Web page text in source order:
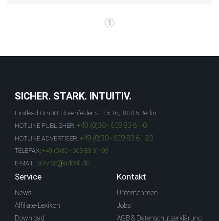
1
SICHER. STARK. INTUITIV.
Firstlead GmbH, Rosenfelder St. 15-16, 10315 Berlin
HOTLINE PUBLISHER: +49 (0)30 - 609 83 61-0
HOTLINE ADVERTISER: +49 (0)30 - 609 83 61-23
TELEFAX: +49 (0)30 - 609 83 61-99
E-MAIL: service@adcell.de
Service
News
Affiliate-Lexikon
Download
Kontakt
Unternehmen
Jobs
AGB & Datenschutzerklärung